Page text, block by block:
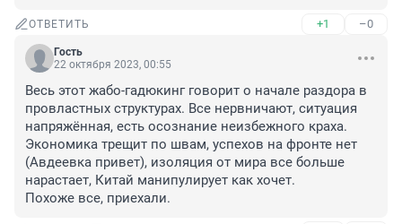
ОТВЕТИТЬ +1 –0
Гость
22 октября 2023, 00:55
Весь этот жабо-гадюкинг говорит о начале раздора в
провластных структурах. Все нервничают, ситуация
напряжённая, есть осознание неизбежного краха.
Экономика трещит по швам, успехов на фронте нет
(Авдеевка привет), изоляция от мира все больше
нарастает, Китай манипулирует как хочет.
Похоже все, приехали.